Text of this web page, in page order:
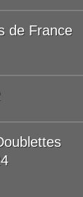
de France